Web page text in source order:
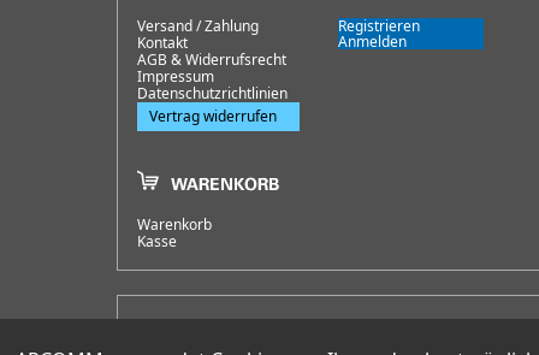
Versand / Zahlung
Kontakt
AGB & Widerrufsrecht
Impressum
Datenschutzrichtlinien
Vertrag widerrufen
Registrieren
Anmelden
Warenkorb
Kasse